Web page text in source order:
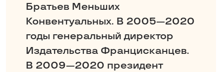
Братьев Меньших
Конвентуальных. В 2005—2020
годы генеральный директор
Издательства Францисканцев.
В 2009—2020 президент